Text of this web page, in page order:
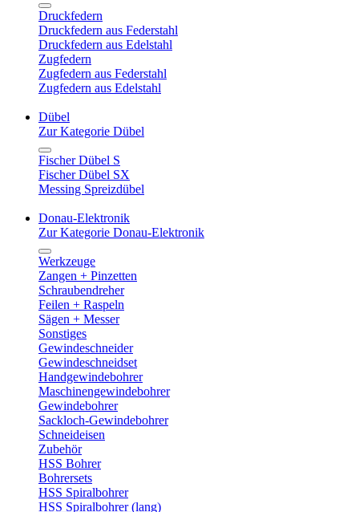
Druckfedern
Druckfedern aus Federstahl
Druckfedern aus Edelstahl
Zugfedern
Zugfedern aus Federstahl
Zugfedern aus Edelstahl
Dübel
Zur Kategorie Dübel
Fischer Dübel S
Fischer Dübel SX
Messing Spreizdübel
Donau-Elektronik
Zur Kategorie Donau-Elektronik
Werkzeuge
Zangen + Pinzetten
Schraubendreher
Feilen + Raspeln
Sägen + Messer
Sonstiges
Gewindeschneider
Gewindeschneidset
Handgewindebohrer
Maschinengewindebohrer
Gewindebohrer
Sackloch-Gewindebohrer
Schneideisen
Zubehör
HSS Bohrer
Bohrersets
HSS Spiralbohrer
HSS Spiralbohrer (lang)